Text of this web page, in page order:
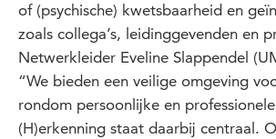
of (psychische) kwetsbaarheid en
zoals collega’s, leidinggevenden en
Netwerkleider Eveline Slappendel
“We bieden een veilige omgeving
rondom persoonlijke en
(H)erkenning staat daarbij centraal.